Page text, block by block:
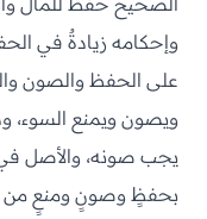
وإحكامه زيادةٌ في
على الحفظ والصون
ويصون ويمنع السوء،
يجب صونه، والأصل
بحفظٍ وصونٍ ومنعٍ من